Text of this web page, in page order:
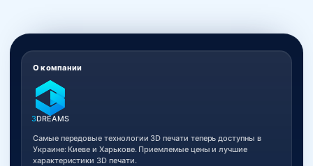
О компании
3DREAMS
Самые передовые технологии 3D печати теперь доступны в
Украине: Киеве и Харькове. Приемлемые цены и лучшие
характеристики 3D печати.